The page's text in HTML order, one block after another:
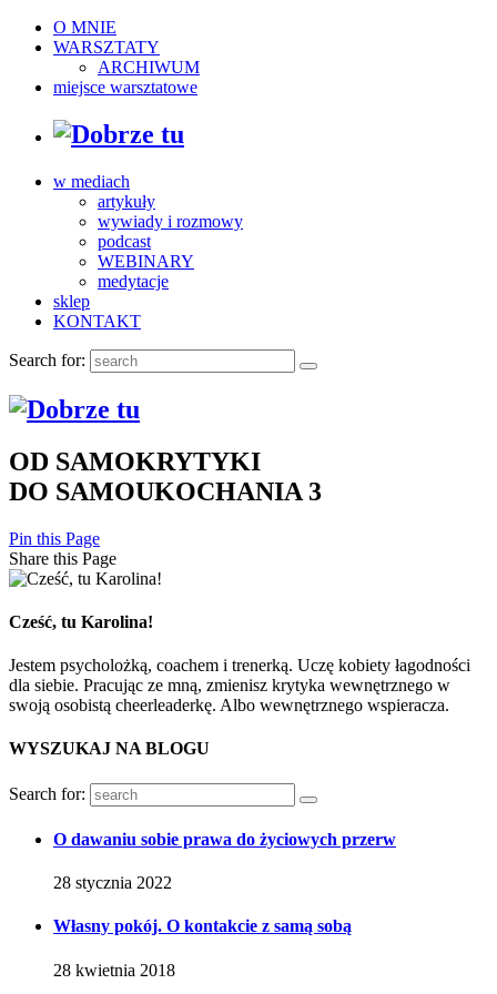
O MNIE
WARSZTATY
ARCHIWUM
miejsce warsztatowe
w mediach
artykuły
wywiady i rozmowy
podcast
WEBINARY
medytacje
sklep
KONTAKT
Search for:
OD SAMOKRYTYKI
DO SAMOUKOCHANIA 3
Pin this Page
Share this Page
Cześć, tu Karolina!
Jestem psycholożką, coachem i trenerką. Uczę kobiety łagodności
dla siebie. Pracując ze mną, zmienisz krytyka wewnętrznego w
swoją osobistą cheerleaderkę. Albo wewnętrznego wspieracza.
WYSZUKAJ NA BLOGU
Search for:
O dawaniu sobie prawa do życiowych przerw
28 stycznia 2022
Własny pokój. O kontakcie z samą sobą
28 kwietnia 2018